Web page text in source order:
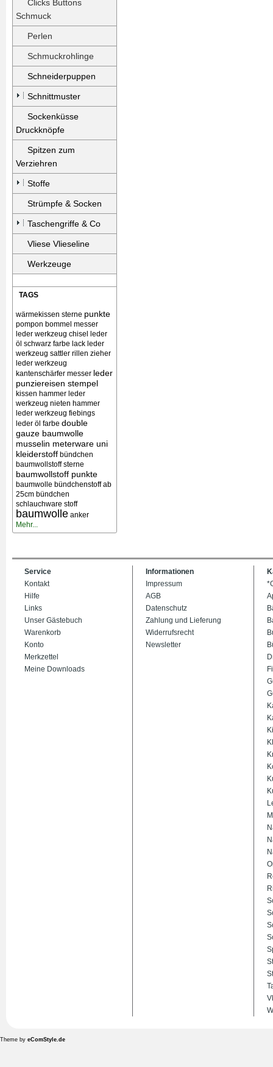
Clicks Buttons
Schmuck
Perlen
Schmuckrohlinge
Schneiderpuppen
Schnittmuster
Sockenküsse
Druckknöpfe
Spitzen zum
Verziehren
Stoffe
Strümpfe & Socken
Taschengriffe & Co
Vliese Vlieseline
Werkzeuge
TAGS
wärmekissen sterne punkte
pompon bommel messer
leder werkzeug chisel
leder
öl schwarz farbe lack leder
werkzeug sattler rillen zieher
leder werkzeug
kantenschärfer messer leder
punziereisen stempel
kissen hammer leder
werkzeug nieten hammer
leder werkzeug fiebings
leder öl farbe double
gauze baumwolle
musselin meterware uni
kleiderstoff bündchen
baumwollstoff sterne
baumwollstoff punkte
baumwolle bündchenstoff ab
25cm bündchen
schlauchware stoff
baumwolle anker
Mehr...
Service
Kontakt
Hilfe
Links
Unser Gästebuch
Warenkorb
Konto
Merkzettel
Meine Downloads
Informationen
Impressum
AGB
Datenschutz
Zahlung und Lieferung
Widerrufsrecht
Newsletter
Theme by eComStyle.de